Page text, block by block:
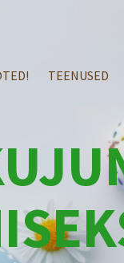
TEENUSED